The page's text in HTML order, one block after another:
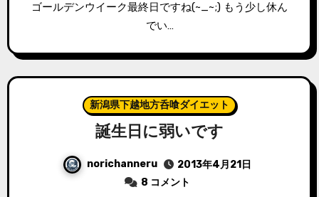
ゴールデンウイーク最終日ですね(~_~;) もう少し休ん
でい…
新潟県下越地方呑喰ダイエット
誕生日に弱いです
norichanneru
2013年4月21日
8 コメント